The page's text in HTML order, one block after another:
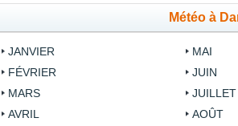
Météo à
JANVIER
FÉVRIER
MARS
AVRIL
MAI
JUIN
JUILLET
AOÛT